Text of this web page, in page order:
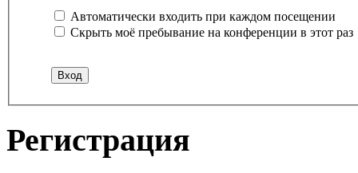
Автоматически входить при каждом посещении
Скрыть моё пребывание на конференции в этот раз
Регистрация